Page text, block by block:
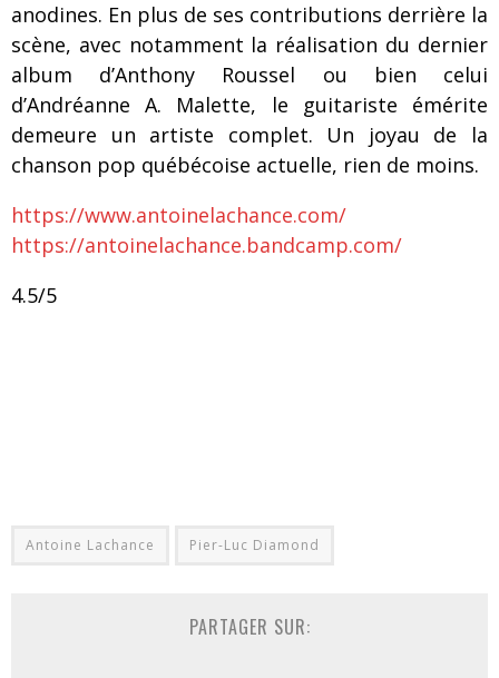
anodines. En plus de ses contributions derrière la
scène, avec notamment la réalisation du dernier
album d’Anthony Roussel ou bien celui
d’Andréanne A. Malette, le guitariste émérite
demeure un artiste complet. Un joyau de la
chanson pop québécoise actuelle, rien de moins.
https://www.antoinelachance.com/
https://antoinelachance.bandcamp.com/
4.5/5
Antoine Lachance Pier-Luc Diamond
PARTAGER SUR: